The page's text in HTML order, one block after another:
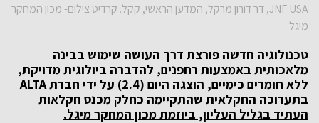
JNF USA, דר דורון מרקל, המדען הראשי, קקל. קרדיט צילום- מכון המחקר
מיגל
טכנולוגיה חדשה פורצת דרך העושה שימוש בבינה
מלאכותית באמצעות רחפנים, להדברה ביולוגית מדויקת,
ללא חומרים כימיים, הוצגה היום (2.4) על ידי חברת
ALTA
בתערוכה החקלאית שהתקיימה כחלק מכנס חקלאות
העתיד בגליל העליון, ביוזמת מכון המחקר מיגל.